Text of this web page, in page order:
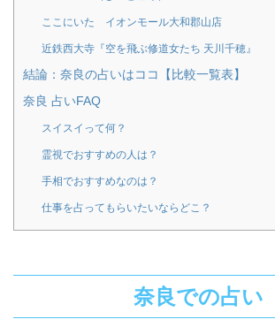
ここにいた イオンモール大和郡山店
近鉄西大寺『空を飛ぶ修道女たち 天川千穂』
結論：奈良の占いはココ【比較一覧表】
奈良 占いFAQ
スイスイって何？
霊視でおすすめの人は？
手相でおすすめなのは？
仕事を占ってもらいたいならどこ？
奈良での占い